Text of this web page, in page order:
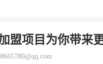
点评 品牌名人
盟项目为你带来